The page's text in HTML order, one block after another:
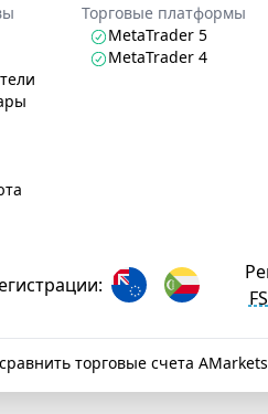
Торговые платформы
MetaTrader 5
MetaTrader 4
сравнить торговые счета AMarkets